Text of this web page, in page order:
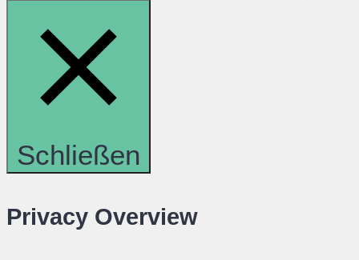
Schließen
Privacy Overview